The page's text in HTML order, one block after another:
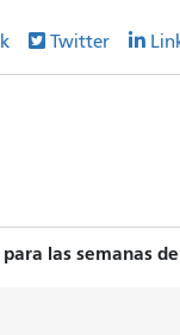
Twitter
las semanas